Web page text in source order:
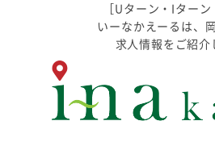
［Uターン・Iターン
いーなかえーるは、
求人情報をご紹介